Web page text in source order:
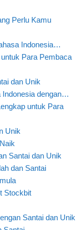
Perlu Kamu
Indonesia…
Para Pembaca
dan Unik
Indonesia dengan…
untuk Para
Unik
Santai dan Unik
dan Santai
Stockbit
Santai dan Unik